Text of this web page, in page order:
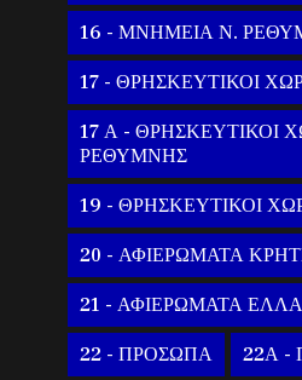
16 - ΜΝΗΜΕΙΑ Ν.
17 - ΘΡΗΣΚΕΥΤΙΚΟΙ
17 Α - ΘΡΗΣΚΕΥΤΙΚΟΙ
ΡΕΘΥΜΝΗΣ
19 - ΘΡΗΣΚΕΥΤΙΚΟΙ
20 - ΑΦΙΕΡΩΜΑΤΑ
21 - ΑΦΙΕΡΩΜΑΤΑ
22 - ΠΡΟΣΩΠΑ 22Α -